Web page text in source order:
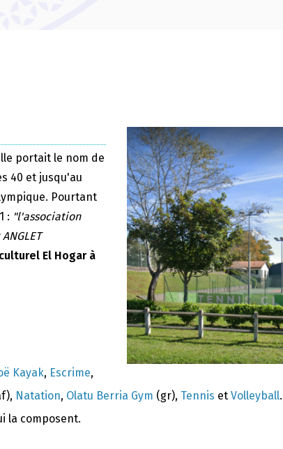
portait le nom de
40 et jusqu'au
Pourtant
: "l'association
El Hogar à
Kayak, Escrime,
Natation, Olatu Berria Gym (gr), Tennis et Volleyball.
la composent.